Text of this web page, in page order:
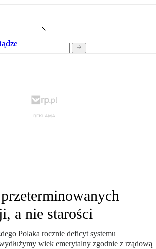
a nie starości
Polaka rocznie deficyt systemu
wiek emerytalny zgodnie z rządową